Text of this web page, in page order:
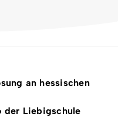
an hessischen
Liebigschule